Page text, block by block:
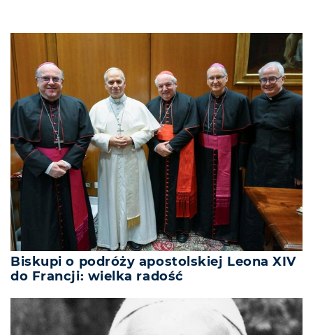
Biskupi o podróży apostolskiej Leona XIV
do Francji: wielka radość